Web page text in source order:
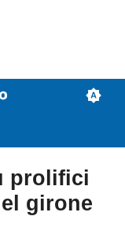
prolifici
girone